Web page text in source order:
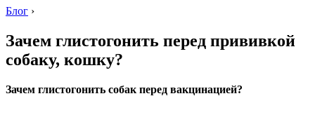
Блог ›
Зачем глистогонить перед прививкой
собаку, кошку?
Зачем глистогонить собак перед вакцинацией?